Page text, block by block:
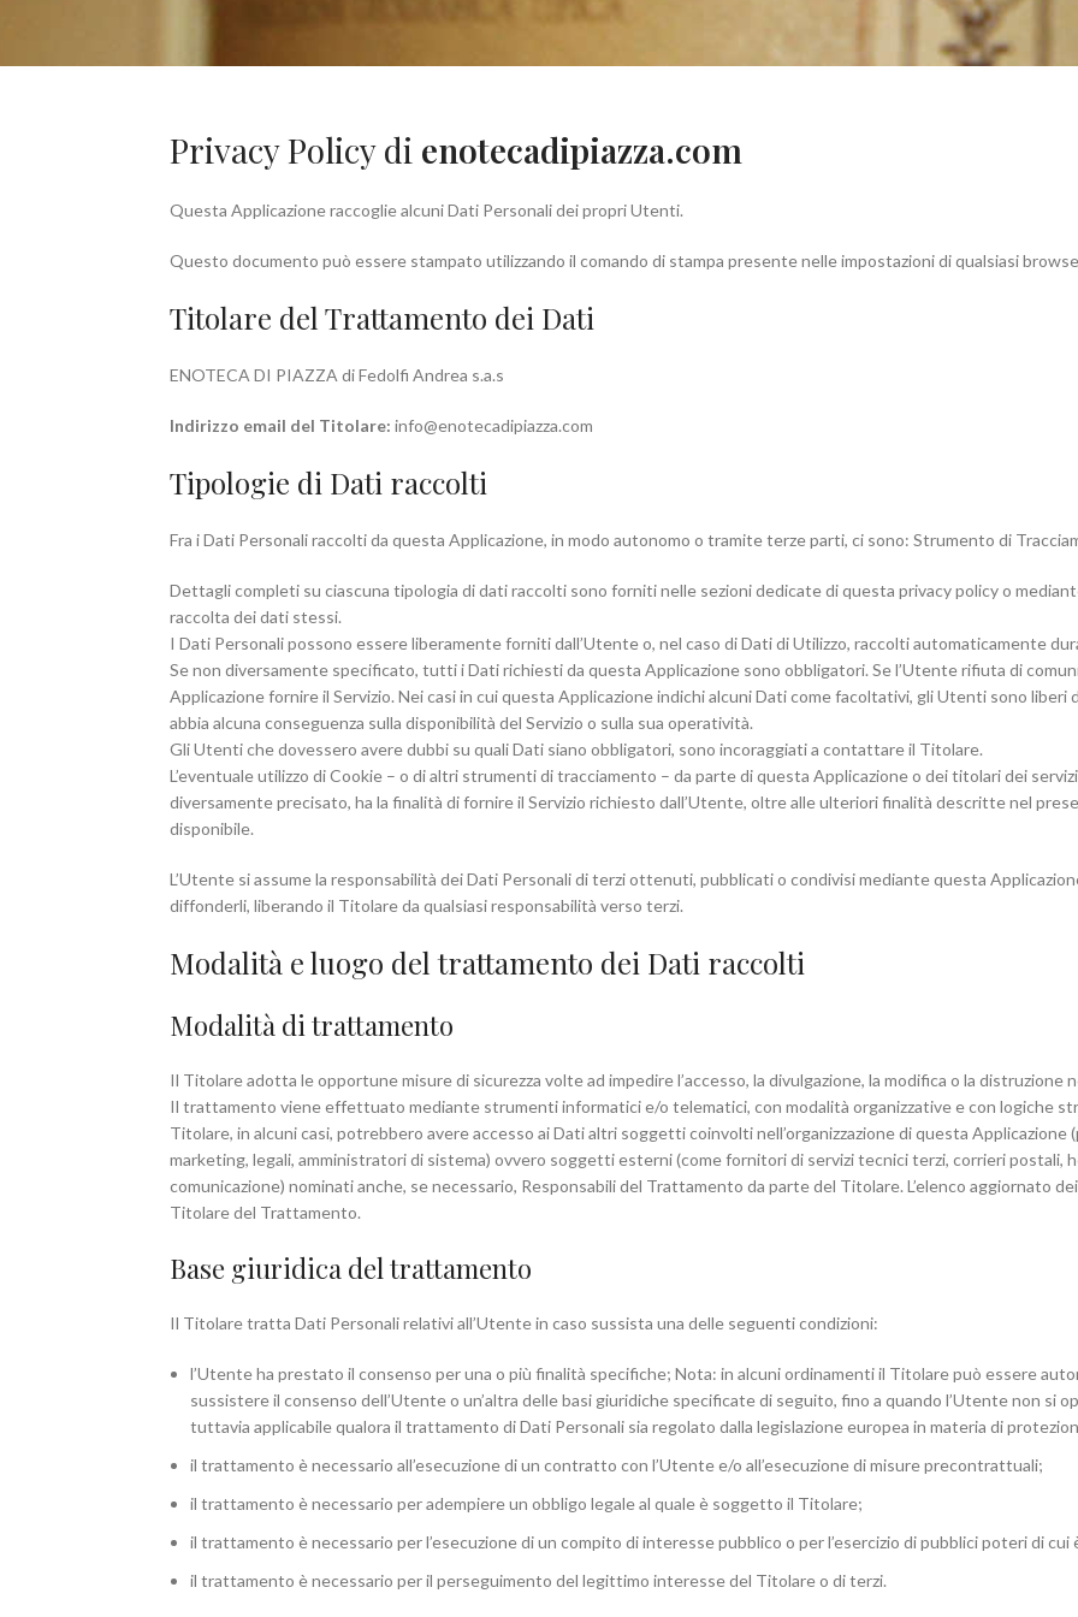
Privacy Policy di enotecadipiazza.com
Questa Applicazione raccoglie alcuni Dati Personali dei propri Utenti.
Questo documento può essere stampato utilizzando il comando di stampa presente nelle impostazioni di qualsiasi
Titolare del Trattamento dei Dati
ENOTECA DI PIAZZA di Fedolfi Andrea s.a.s
Indirizzo email del Titolare: info@enotecadipiazza.com
Tipologie di Dati raccolti
Fra i Dati Personali raccolti da questa Applicazione, in modo autonomo o tramite terze parti, ci sono: Strumento di
Dettagli completi su ciascuna tipologia di dati raccolti sono forniti nelle sezioni dedicate di questa privacy policy o
raccolta dei dati stessi.
I Dati Personali possono essere liberamente forniti dall’Utente o, nel caso di Dati di Utilizzo, raccolti automaticamente
Se non diversamente specificato, tutti i Dati richiesti da questa Applicazione sono obbligatori. Se l’Utente rifiuta di
Applicazione fornire il Servizio. Nei casi in cui questa Applicazione indichi alcuni Dati come facoltativi, gli Utenti sono liberi
abbia alcuna conseguenza sulla disponibilità del Servizio o sulla sua operatività.
Gli Utenti che dovessero avere dubbi su quali Dati siano obbligatori, sono incoraggiati a contattare il Titolare.
L’eventuale utilizzo di Cookie – o di altri strumenti di tracciamento – da parte di questa Applicazione o dei titolari dei
diversamente precisato, ha la finalità di fornire il Servizio richiesto dall’Utente, oltre alle ulteriori finalità descritte nel
disponibile.
L’Utente si assume la responsabilità dei Dati Personali di terzi ottenuti, pubblicati o condivisi mediante questa
diffonderli, liberando il Titolare da qualsiasi responsabilità verso terzi.
Modalità e luogo del trattamento dei Dati raccolti
Modalità di trattamento
Il Titolare adotta le opportune misure di sicurezza volte ad impedire l’accesso, la divulgazione, la modifica o la distruzione
Il trattamento viene effettuato mediante strumenti informatici e/o telematici, con modalità organizzative e con logiche
Titolare, in alcuni casi, potrebbero avere accesso ai Dati altri soggetti coinvolti nell’organizzazione di questa Applicazione
marketing, legali, amministratori di sistema) ovvero soggetti esterni (come fornitori di servizi tecnici terzi, corrieri postali,
comunicazione) nominati anche, se necessario, Responsabili del Trattamento da parte del Titolare. L’elenco aggiornato
Titolare del Trattamento.
Base giuridica del trattamento
Il Titolare tratta Dati Personali relativi all’Utente in caso sussista una delle seguenti condizioni:
l’Utente ha prestato il consenso per una o più finalità specifiche; Nota: in alcuni ordinamenti il Titolare può essere
sussistere il consenso dell’Utente o un’altra delle basi giuridiche specificate di seguito, fino a quando l’Utente non si
tuttavia applicabile qualora il trattamento di Dati Personali sia regolato dalla legislazione europea in materia di
il trattamento è necessario all’esecuzione di un contratto con l’Utente e/o all’esecuzione di misure precontrattuali;
il trattamento è necessario per adempiere un obbligo legale al quale è soggetto il Titolare;
il trattamento è necessario per l’esecuzione di un compito di interesse pubblico o per l’esercizio di pubblici poteri di
il trattamento è necessario per il perseguimento del legittimo interesse del Titolare o di terzi.